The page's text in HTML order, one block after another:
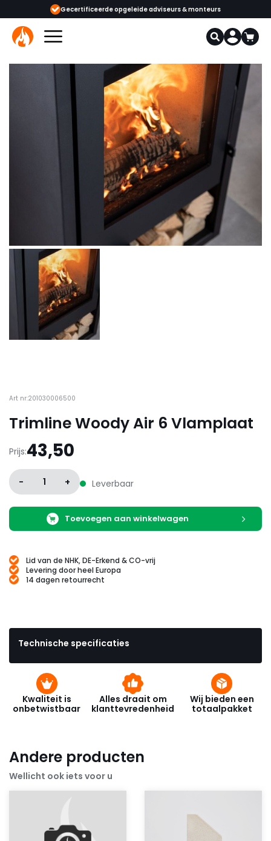
Gecertificeerde opgeleide adviseurs & monteurs
Art nr:201030006500
Trimline Woody Air 6 Vlamplaat
Prijs:43,50
- 1 + Leverbaar
Toevoegen aan winkelwagen
Lid van de NHK, DE-Erkend & CO-vrij
Levering door heel Europa
14 dagen retourrecht
Technische specificaties
Kwaliteit is
onbetwistbaar
Alles draait om
klanttevredenheid
Wij bieden een
totaalpakket
Andere producten
Wellicht ook iets voor u